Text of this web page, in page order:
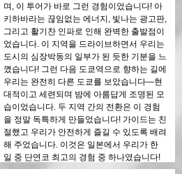
며, 이 투어가 바로 그런 경험이었습니다! 아
키하바라는 끊임없는 에너지, 빛나는 광고판,
그리고 활기찬 인파로 인해 완벽한 출발점이
었습니다. 이 지역을 드라이브하면서 우리는
도시의 심장박동의 일부가 된 듯한 기분을 느
꼈습니다! 그런 다음 도쿄역으로 향하는 길에
우리는 완전히 다른 도쿄를 보았습니다—현
대적이고 세련되며 밤에 아름답게 조명된 모
습이었습니다. 두 지역 간의 전환은 이 경험
을 정말 독특하게 만들었습니다! 가이드는 친
절했고 우리가 안전하게 즐길 수 있도록 배려
해 주었습니다. 이것은 일본에서 우리가 한
일 중 단연코 최고의 경험 중 하나였습니다!